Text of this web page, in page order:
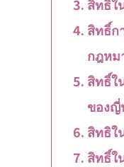
สิทธิใ
สิทธิ์ก
กฎหม
สิทธิ์ใ
ของญี่
สิทธิใ
สิทธิ์ใ